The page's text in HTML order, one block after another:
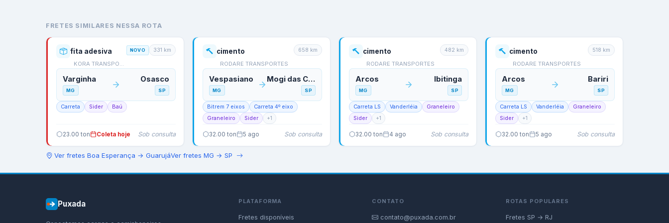
FRETES SIMILARES NESSA ROTA
fita adesiva
KORA TRANSPORTES
NOVO 331 km
Varginha
MG
Osasco
SP
Carreta Sider Baú
23.00 ton Coleta hoje Sob consulta
cimento
RODARE TRANSPORTES
658 km
Vespasiano
MG
Mogi das Cruzes
SP
Bitrem 7 eixos
Carreta 4º eixo
Graneleiro
Sider +1
32.00 ton 5 ago Sob consulta
cimento
RODARE TRANSPORTES
482 km
Arcos
MG
Ibitinga
SP
Carreta LS Vanderléia
Graneleiro
Sider
+1
32.00 ton 4 ago Sob consulta
cimento
RODARE TRANSPORTES
518 km
Arcos
MG
Bariri
SP
Carreta LS Vanderléia
Graneleiro
Sider
+1
32.00 ton 5 ago Sob consulta
Ver fretes Boa Esperança → GuarujáVer fretes MG → SP
Puxada PLATAFORMA
Fretes disponíveis
CONTATO
contato@puxada.com.br
ROTAS POPULARES
Fretes SP → RJ